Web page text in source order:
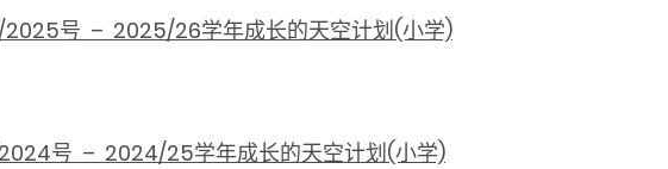
2025号 – 2025/26学年成长的天空计划(小学)
号 – 2024/25学年成长的天空计划(小学)